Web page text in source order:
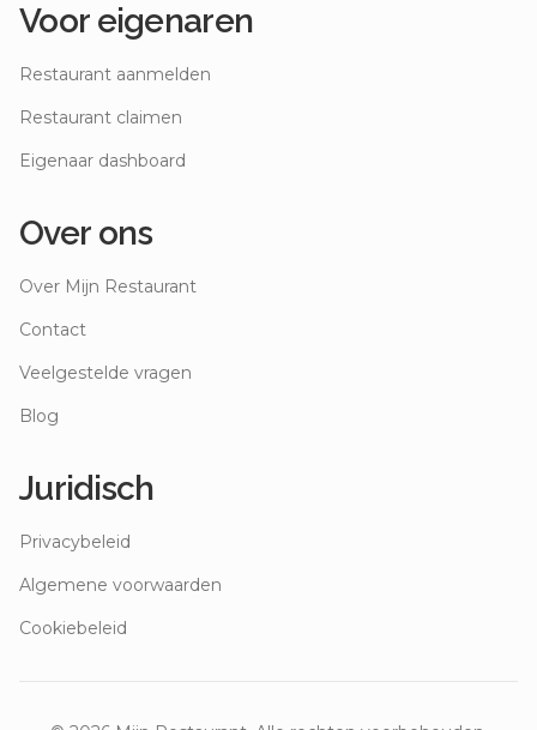
Voor eigenaren
Restaurant aanmelden
Restaurant claimen
Eigenaar dashboard
Over ons
Over Mijn Restaurant
Contact
Veelgestelde vragen
Blog
Juridisch
Privacybeleid
Algemene voorwaarden
Cookiebeleid